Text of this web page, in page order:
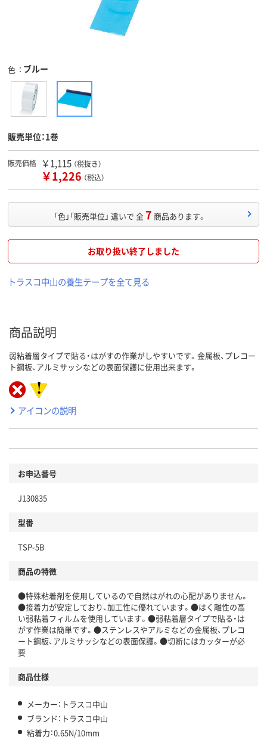
色 ブルー
販売単位：1巻
販売価格 ￥1,115 （税抜き）
￥1,226 （税込）
「色」「販売単位」 違いで 全7 商品あります。
お取り扱い終了しました
トラスコ中山の養生テープを全て見る
商品説明
弱粘着層タイプで貼る・はがすの作業がしやすいです。金属板、プレコー
ト鋼板、アルミサッシなどの表面保護に使用出来ます。
アイコンの説明
お申込番号
J130835
型番
TSP-5B
商品の特徴
●特殊粘着剤を使用しているので自然はがれの心配がありません。
●接着力が安定しており、加工性に優れています。●はく離性の高
い弱粘着フィルムを使用しています。●弱粘着層タイプで貼る・は
がす作業は簡単です。●ステンレスやアルミなどの金属板、プレコ
ート鋼板、アルミサッシなどの表面保護。●切断にはカッターが必
要
商品仕様
メーカー：トラスコ中山
ブランド：トラスコ中山
粘着力：0.65N/10mm